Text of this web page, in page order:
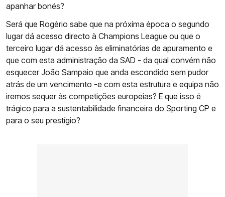
apanhar bonés?
Será que Rogério sabe que na próxima época o segundo
lugar dá acesso directo à Champions League ou que o
terceiro lugar dá acesso às eliminatórias de apuramento e
que com esta administração da SAD - da qual convém não
esquecer João Sampaio que anda escondido sem pudor
atrás de um vencimento -e com esta estrutura e equipa não
iremos sequer às competições europeias? E que isso é
trágico para a sustentabilidade financeira do Sporting CP e
para o seu prestígio?